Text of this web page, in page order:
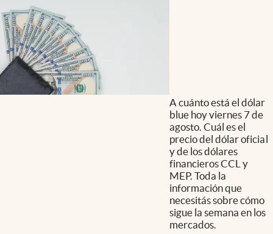
A cuánto está el dólar
blue hoy viernes 7 de
agosto. Cuál es el
precio del dólar oficial
y de los dólares
financieros CCL y
MEP. Toda la
información que
necesitás sobre cómo
sigue la semana en los
mercados.